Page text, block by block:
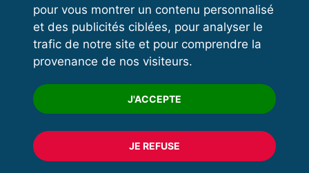
pour vous montrer un contenu personnalisé
et des publicités ciblées, pour analyser le
trafic de notre site et pour comprendre la
provenance de nos visiteurs.
J'ACCEPTE
JE REFUSE
Espace dirigeant
Espace licencié
Trouver un club
Formation
© 2020 FFFORCE Tous droits réservés